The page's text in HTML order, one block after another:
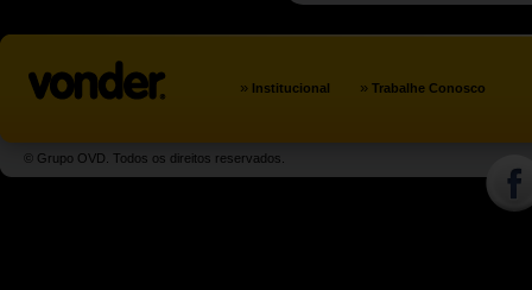
» Institucional » Trabalhe Conosco
© Grupo OVD. Todos os direitos reservados.